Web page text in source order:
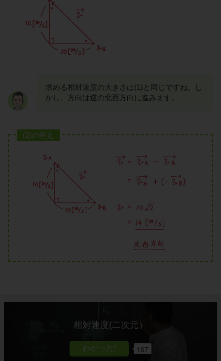
求める相対速度の大きさは(1)と同じですね。し
かし、方向は逆の北西方向に進みます。
(2)の答え
相対速度(二次元）
107